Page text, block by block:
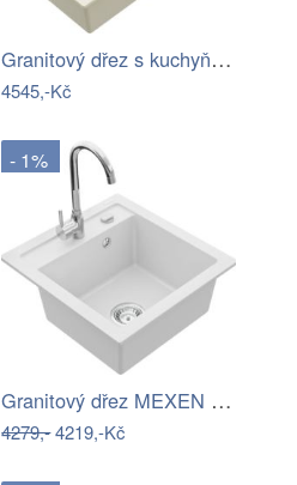
Granitový dřez s kuchyňskou baterií…
4545,-Kč
- 1%
Granitový dřez MEXEN VITO bílý +…
4279,-4219,-Kč